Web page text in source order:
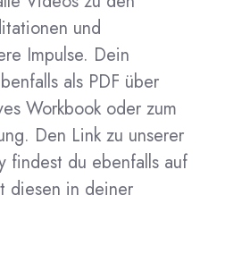
und
Impulse. Dein
als PDF über
Workbook oder zum
Den Link zu unserer
findest du ebenfalls auf
diesen in deiner